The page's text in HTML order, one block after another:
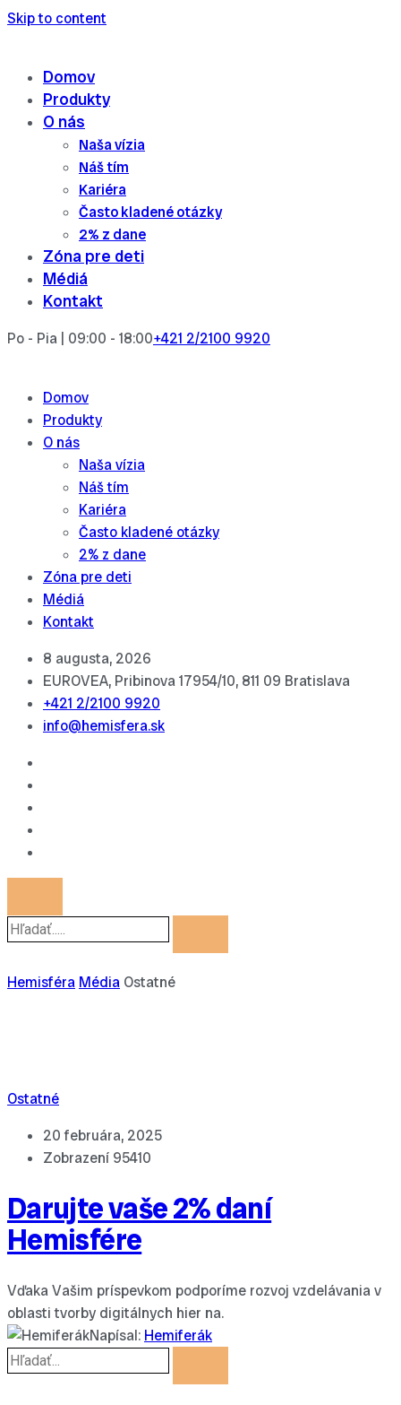
Skip to content
Domov
Produkty
O nás
Naša vízia
Náš tím
Kariéra
Často kladené otázky
2% z dane
Zóna pre deti
Médiá
Kontakt
Po - Pia | 09:00 - 18:00+421 2/2100 9920
Domov
Produkty
O nás
Naša vízia
Náš tím
Kariéra
Často kladené otázky
2% z dane
Zóna pre deti
Médiá
Kontakt
8 augusta, 2026
EUROVEA, Pribinova 17954/10, 811 09 Bratislava
+421 2/2100 9920
info@hemisfera.sk
Hemisféra Média Ostatné
Ostatné
20 februára, 2025
Zobrazení 95410
Darujte vaše 2% daní
Hemisfére
Vďaka Vašim príspevkom podporíme rozvoj vzdelávania v
oblasti tvorby digitálnych hier na.
Napísal: Hemiferák